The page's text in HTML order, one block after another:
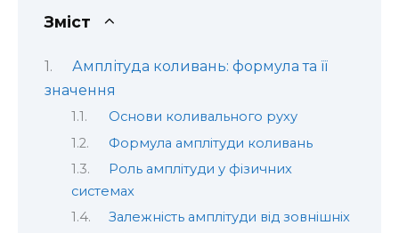
Зміст
Амплітуда коливань: формула та її
значення
Основи коливального руху
Формула амплітуди коливань
Роль амплітуди у фізичних
системах
Залежність амплітуди від зовнішніх